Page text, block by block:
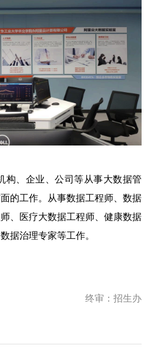
构、企业、公司等从事大数据管
的工作。从事数据工程师、数据
、医疗大数据工程师、健康数据
据治理专家等工作。
终审：招生办